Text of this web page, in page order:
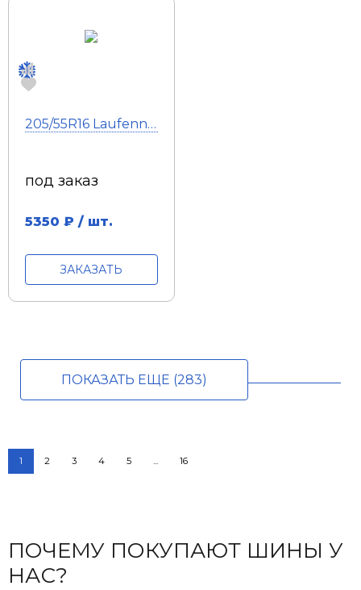
205/55R16 Laufenn LW51 I FIT IZ 91T
под заказ
5350 ₽ / шт.
ЗАКАЗАТЬ
ПОКАЗАТЬ ЕЩЕ (283)
1 2 3 4 5 ... 16
ПОЧЕМУ ПОКУПАЮТ ШИНЫ У
НАС?